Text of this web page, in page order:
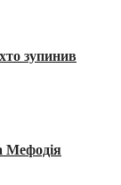
зупинив
Мефодія